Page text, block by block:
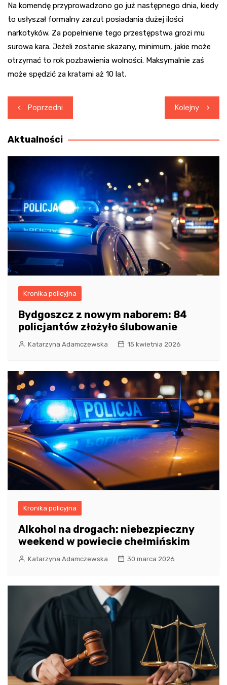
Na komendę przyprowadzono go już następnego dnia, kiedy
to usłyszał formalny zarzut posiadania dużej ilości
narkotyków. Za popełnienie tego przestępstwa grozi mu
surowa kara. Jeżeli zostanie skazany, minimum, jakie może
otrzymać to rok pozbawienia wolności. Maksymalnie zaś
może spędzić za kratami aż 10 lat.
Nawigacja
wpisu
Poprzedni Kolejny
Aktualności
Kronika policyjna
Bydgoszcz z nowym naborem: 84
policjantów złożyło ślubowanie
Katarzyna Adamczewska 15 kwietnia 2026
Kronika policyjna
Alkohol na drogach: niebezpieczny
weekend w powiecie chełmińskim
Katarzyna Adamczewska 30 marca 2026